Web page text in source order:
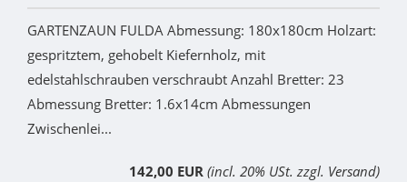
GARTENZAUN FULDA Abmessung: 180x180cm Holzart:
gespritztem, gehobelt Kiefernholz, mit
edelstahlschrauben verschraubt Anzahl Bretter: 23
Abmessung Bretter: 1.6x14cm Abmessungen
Zwischenlei...
142,00 EUR (incl. 20% USt. zzgl. Versand)